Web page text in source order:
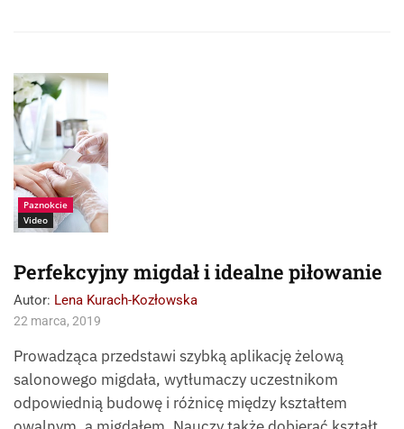
Źródło:
Fotolia_200544422_
Adam
Paznokcie
Video
Perfekcyjny migdał i idealne piłowanie
Autor: Lena Kurach-Kozłowska
22 marca, 2019
Prowadząca przedstawi szybką aplikację żelową
salonowego migdała, wytłumaczy uczestnikom
odpowiednią budowę i różnicę między kształtem